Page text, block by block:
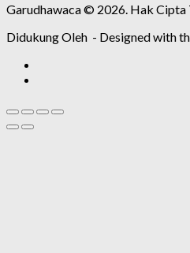
Garudhawaca © 2026. Hak Cipta
Didukung Oleh - Designed with